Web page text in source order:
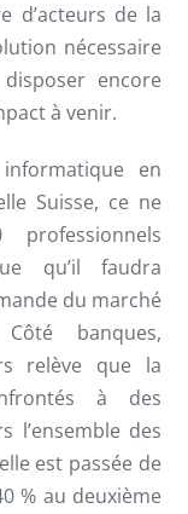
d’acteurs de la
nécessaire
encore
à venir.
en
Suisse, ce ne
qu’il faudra
du marché
banques,
relève que la
à des
l’ensemble des
est passée de
% au deuxième